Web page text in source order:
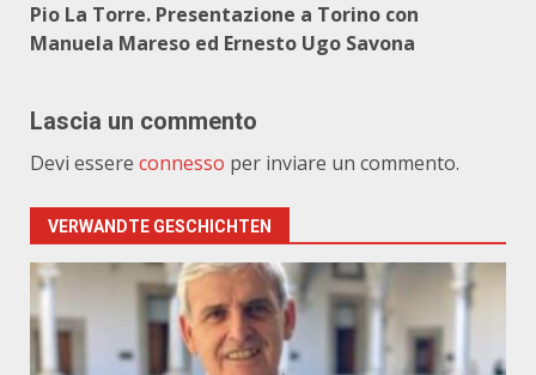
Pio La Torre. Presentazione a Torino con
Manuela Mareso ed Ernesto Ugo Savona
Lascia un commento
Devi essere connesso per inviare un commento.
VERWANDTE GESCHICHTEN